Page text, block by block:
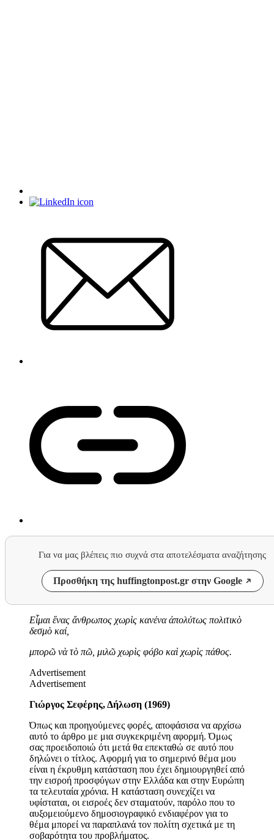
Για να μας βλέπεις πιο συχνά στα αποτελέσματα αναζήτησης
Προσθήκη της huffingtonpost.gr στην Google
Εἶμαι ἕνας ἄνθρωπος χωρὶς κανένα ἀπολύτως πολιτικὸ
δεσμὸ καί,
μπορῶ νὰ τὸ πῶ, μιλῶ χωρὶς φόβο καὶ χωρὶς πάθος.
Advertisement
Advertisement
Γιώργος Σεφέρης, Δήλωση (1969)
Όπως και προηγούμενες φορές, αποφάσισα να αρχίσω
αυτό το άρθρο με μια συγκεκριμένη αφορμή. Όμως
σας προειδοποιώ ότι μετά θα επεκταθώ σε αυτό που
δηλώνει ο τίτλος. Αφορμή για το σημερινό θέμα μου
είναι η έκρυθμη κατάσταση που έχει δημιουργηθεί από
την εισροή προσφύγων στην Ελλάδα και στην Ευρώπη
τα τελευταία χρόνια. Η κατάσταση συνεχίζει να
υφίσταται, οι εισροές δεν σταματούν, παρόλο που το
αυξομειούμενο δημοσιογραφικό ενδιαφέρον για το
θέμα μπορεί να παραπλανά τον πολίτη σχετικά με τη
σοβαρότητα του προβλήματος.